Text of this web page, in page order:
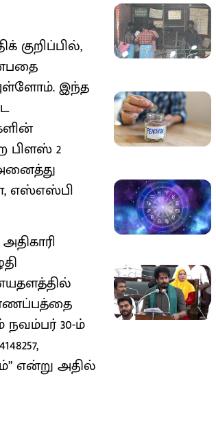
குறிப்பில்,
இந்த
பிளஸ் 2
எஸ்எஸ்பி
30-ம்
என்று அதில்